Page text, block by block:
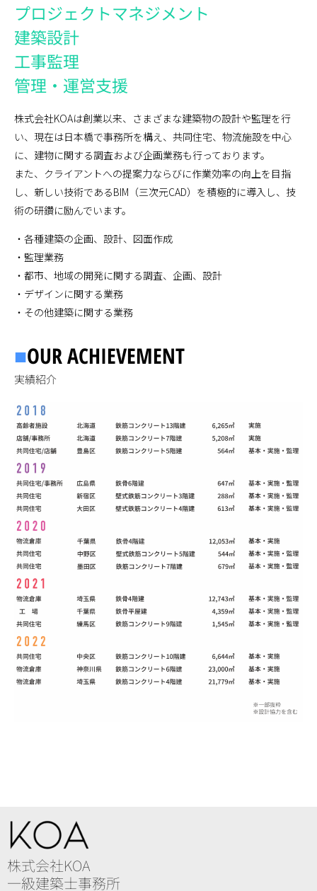
プロジェクトマネジメント
建築設計
工事監理
管理・運営支援
株式会社KOAは創業以来、さまざまな建築物の設計や監理を行
い、現在は日本橋で事務所を構え、共同住宅、物流施設を中心
に、建物に関する調査および企画業務も行っております。
また、クライアントへの提案力ならびに作業効率の向上を目指
し、新しい技術であるBIM（三次元CAD）を積極的に導入し、技
術の研鑽に励んでいます。
・各種建築の企画、設計、図面作成
・監理業務
・都市、地域の開発に関する調査、企画、設計
・デザインに関する業務
・その他建築に関する業務
■OUR ACHIEVEMENT
実績紹介
株式会社KOA
一級建築士事務所